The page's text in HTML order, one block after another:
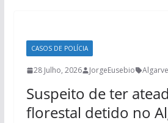
CASOS DE POLÍCIA
28 Julho, 2026 JorgeEusebio Algarve
Suspeito de ter
florestal detido no